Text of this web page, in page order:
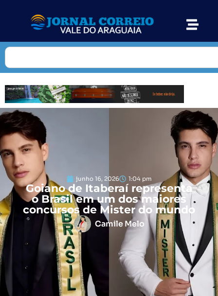
junho 16, 2026 1:04 pm
Goiano de Itaberaí representa
o Brasil em um dos maiores
concursos de Mister do mundo
Camile Melo